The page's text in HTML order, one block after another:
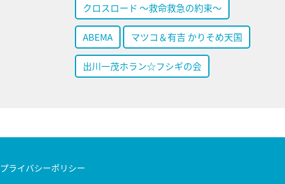
クロスロード ～救命救急の約束～
ABEMA マツコ＆有吉 かりそめ天国
出川一茂ホラン☆フシギの会
プライバシーポリシー